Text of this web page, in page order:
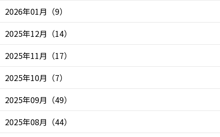
2026年01月 （9）
2025年12月 （14）
2025年11月 （17）
2025年10月 （7）
2025年09月 （49）
2025年08月 （44）